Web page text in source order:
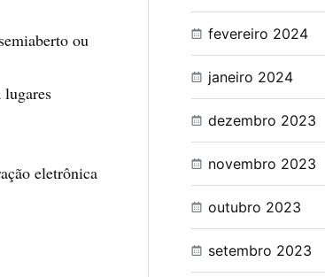
ou
eletrônica
fevereiro 2024
janeiro 2024
dezembro 2023
novembro 2023
outubro 2023
setembro 2023